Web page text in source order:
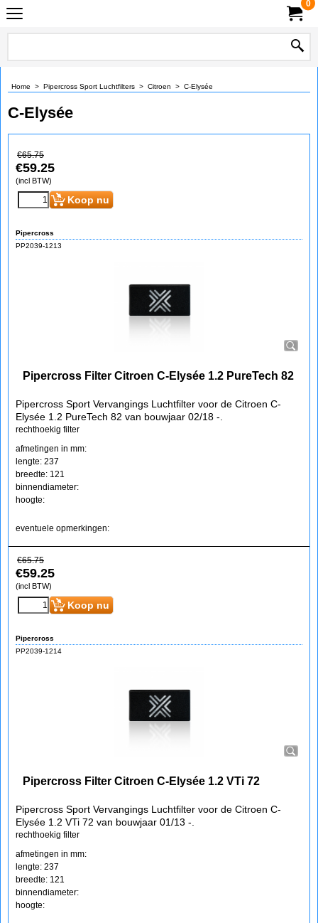
0
Home > Pipercross Sport Luchtfilters > Citroen > C-Elysée
C-Elysée
€65.75
€59.25
(incl BTW)
Koop nu
Pipercross
PP2039-1213
Pipercross Filter Citroen C-Elysée 1.2 PureTech 82
Pipercross Sport Vervangings Luchtfilter voor de Citroen C-
Elysée 1.2 PureTech 82 van bouwjaar 02/18 -.
rechthoekig filter
afmetingen in mm:
lengte: 237
breedte: 121
binnendiameter:
hoogte:
eventuele opmerkingen:
€65.75
€59.25
(incl BTW)
Koop nu
Pipercross
PP2039-1214
Pipercross Filter Citroen C-Elysée 1.2 VTi 72
Pipercross Sport Vervangings Luchtfilter voor de Citroen C-
Elysée 1.2 VTi 72 van bouwjaar 01/13 -.
rechthoekig filter
afmetingen in mm:
lengte: 237
breedte: 121
binnendiameter:
hoogte: